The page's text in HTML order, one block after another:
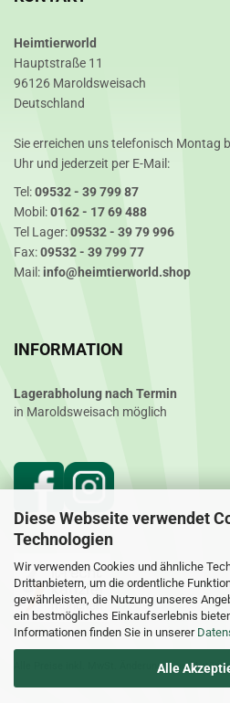
Diese Webseite verwendet
Technologien
Wir verwenden Cookies und ähnliche
Drittanbietern, um die ordentliche
gewährleisten, die Nutzung unseres
ein bestmögliches Einkaufserlebnis
Informationen finden Sie in unserer
Alle
Heimtierworld
Hauptstraße 11
96126 Maroldsweisach
Deutschland
Sie erreichen uns telefonisch Montag
Uhr und jederzeit per E-Mail:
Tel:09532 - 39 799 87
Mobil:0162 - 17 69 488
Tel Lager:09532 - 39 79 996
Fax:09532 - 39 799 77
Mail: info@heimtierworld.shop
INFORMATION
Lagerabholung nach Termin
in Maroldsweisach möglich
Alle Preise inkl. MwSt. Änderungen und